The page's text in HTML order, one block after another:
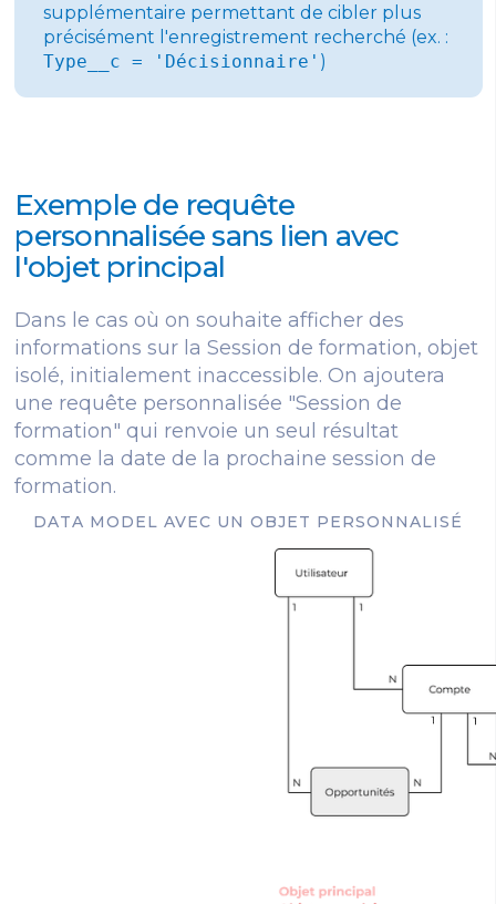
supplémentaire permettant de cibler plus
précisément l'enregistrement recherché (ex. :
Type__c = 'Décisionnaire' )
Exemple de requête
personnalisée sans lien avec
l'objet principal
Dans le cas où on souhaite afficher des
informations sur la Session de formation, objet
isolé, initialement inaccessible. On ajoutera
une requête personnalisée "Session de
formation" qui renvoie un seul résultat
comme la date de la prochaine session de
formation.
DATA MODEL AVEC UN OBJET PERSONNALISÉ